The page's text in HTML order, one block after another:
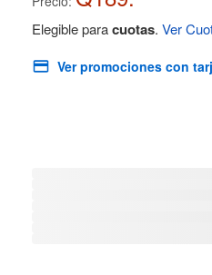
Elegible paracuotas. Ver
Ver promociones con